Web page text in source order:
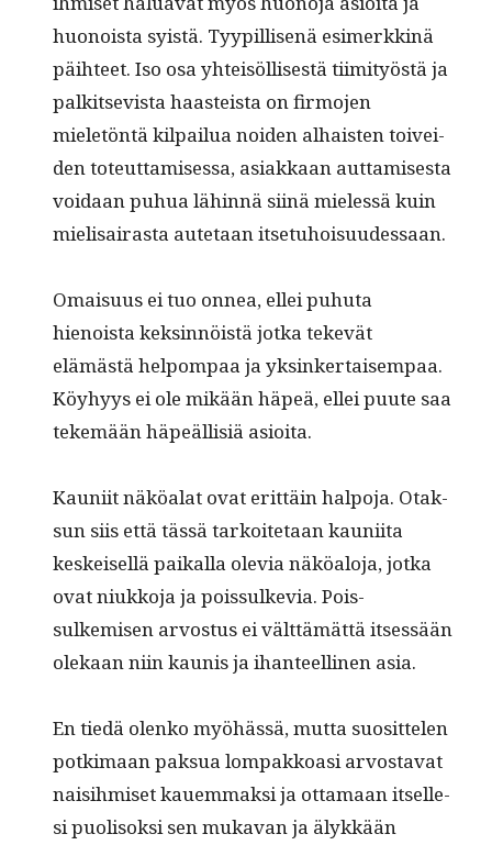
huonoista syistä. Tyyp­il­lisenä esimerkkinä
päi­h­teet. Iso osa yhteisöl­lis­es­tä tiim­i­työstä ja
palk­it­se­vista haasteista on fir­mo­jen
mieletön­tä kil­pailua noiden alhais­ten toivei­
den toteut­tamises­sa, asi­akkaan aut­tamis­es­ta
voidaan puhua lähin­nä siinä mielessä kuin
mieli­sairas­ta aute­taan itsetuhoisuudessaan.
Omaisu­us ei tuo onnea, ellei puhuta
hienoista keksin­nöistä jot­ka tekevät
elämästä helpom­paa ja yksinker­taisem­paa.
Köy­hyys ei ole mikään häpeä, ellei puute saa
tekemään häpeäl­lisiä asioita.
Kau­ni­it näköalat ovat erit­täin halpo­ja. Otak­
sun siis että tässä tarkoite­taan kau­ni­ita
keskeisel­lä paikalla ole­via näköalo­ja, jot­ka
ovat niukko­ja ja pois­sulke­via. Pois­
sulkemisen arvos­tus ei vält­tämät­tä itsessään
olekaan niin kau­nis ja ihanteelli­nen asia.
En tiedä olenko myöhässä, mut­ta suosit­te­len
potki­maan pak­sua lom­pakkoasi arvosta­vat
naisih­miset kauem­mak­si ja otta­maan itselle­
si puolisok­si sen muka­van ja älykkään